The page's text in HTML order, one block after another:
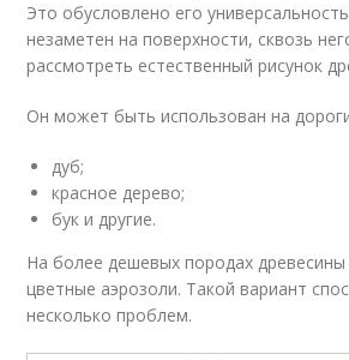
Это обусловлено его
незаметен на поверхности, сквозь
рассмотреть естественный рисунок
Он может быть использован на
дуб;
красное дерево;
бук и другие.
На более дешевых породах
цветные аэрозоли. Такой вариант
несколько проблем.